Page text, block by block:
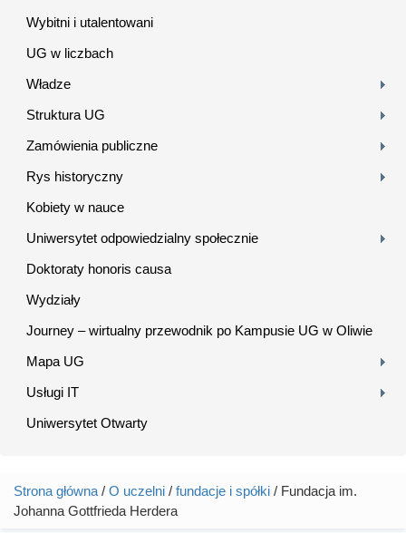
Wybitni i utalentowani
UG w liczbach
Władze
Struktura UG
Zamówienia publiczne
Rys historyczny
Kobiety w nauce
Uniwersytet odpowiedzialny społecznie
Doktoraty honoris causa
Wydziały
Journey – wirtualny przewodnik po Kampusie UG w Oliwie
Mapa UG
Usługi IT
Uniwersytet Otwarty
Jesteś tutaj
Strona główna / O uczelni / fundacje i spółki / Fundacja im.
Johanna Gottfrieda Herdera